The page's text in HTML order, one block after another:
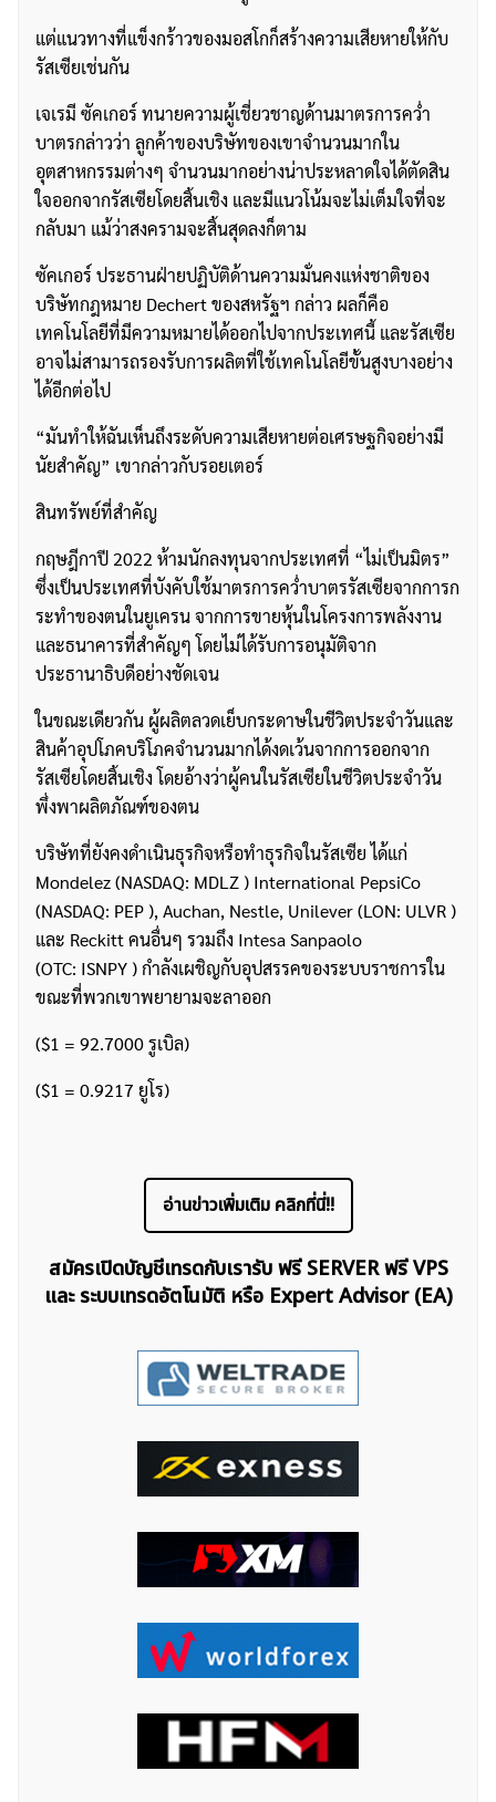
สำหรับ:
แต่แนวทางที่แข็งกร้าวของมอสโกก็สร้างความเสียหายให้กับ
รัสเซียเช่นกัน
เจเรมี ซัคเกอร์ ทนายความผู้เชี่ยวชาญด้านมาตรการคว่ำ
บาตรกล่าวว่า ลูกค้าของบริษัทของเขาจำนวนมากใน
อุตสาหกรรมต่างๆ จำนวนมากอย่างน่าประหลาดใจได้ตัดสิน
ใจออกจากรัสเซียโดยสิ้นเชิง และมีแนวโน้มจะไม่เต็มใจที่จะ
กลับมา แม้ว่าสงครามจะสิ้นสุดลงก็ตาม
ซัคเกอร์ ประธานฝ่ายปฏิบัติด้านความมั่นคงแห่งชาติของ
บริษัทกฎหมาย Dechert ของสหรัฐฯ กล่าว ผลก็คือ
เทคโนโลยีที่มีความหมายได้ออกไปจากประเทศนี้ และรัสเซีย
อาจไม่สามารถรองรับการผลิตที่ใช้เทคโนโลยีขั้นสูงบางอย่าง
ได้อีกต่อไป
“มันทำให้ฉันเห็นถึงระดับความเสียหายต่อเศรษฐกิจอย่างมี
นัยสำคัญ” เขากล่าวกับรอยเตอร์
สินทรัพย์ที่สำคัญ
กฤษฎีกาปี 2022 ห้ามนักลงทุนจากประเทศที่ “ไม่เป็นมิตร”
ซึ่งเป็นประเทศที่บังคับใช้มาตรการคว่ำบาตรรัสเซียจากการก
ระทำของตนในยูเครน จากการขายหุ้นในโครงการพลังงาน
และธนาคารที่สำคัญๆ โดยไม่ได้รับการอนุมัติจาก
ประธานาธิบดีอย่างชัดเจน
ในขณะเดียวกัน ผู้ผลิตลวดเย็บกระดาษในชีวิตประจำวันและ
สินค้าอุปโภคบริโภคจำนวนมากได้งดเว้นจากการออกจาก
รัสเซียโดยสิ้นเชิง โดยอ้างว่าผู้คนในรัสเซียในชีวิตประจำวัน
พึ่งพาผลิตภัณฑ์ของตน
บริษัทที่ยังคงดำเนินธุรกิจหรือทำธุรกิจในรัสเซีย ได้แก่
Mondelez (NASDAQ: MDLZ ) International PepsiCo
(NASDAQ: PEP ), Auchan, Nestle, Unilever (LON: ULVR )
และ Reckitt คนอื่นๆ รวมถึง Intesa Sanpaolo
(OTC: ISNPY ) กำลังเผชิญกับอุปสรรคของระบบราชการใน
ขณะที่พวกเขาพยายามจะลาออก
($1 = 92.7000 รูเบิล)
($1 = 0.9217 ยูโร)
อ่านข่าวเพิ่มเติม คลิกที่นี่!!
สมัครเปิดบัญชีเทรดกับเรารับ ฟรี SERVER ฟรี VPS
และ ระบบเทรดอัตโนมัติ หรือ Expert Advisor (EA)